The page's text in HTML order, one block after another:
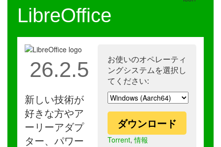
LibreOffice
お使いのオペレーティ
ングシステムを選択し
てください:
ダウンロード
Torrent,情報
26.2.5
新しい技術が
好きな方やア
ーリーアダプ
ター、パワー